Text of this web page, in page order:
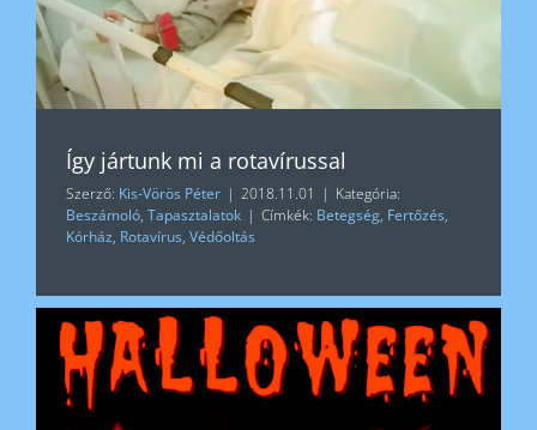
Így jártunk mi a rotavírussal
Szerző: Kis-Vörös Péter | 2018.11.01 | Kategória:
Beszámoló, Tapasztalatok | Címkék: Betegség, Fertőzés,
Kórház, Rotavírus, Védőoltás